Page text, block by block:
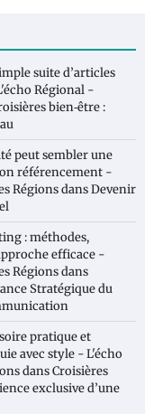
suite d’articles
Régional -
bien‑être :
peut sembler une
référencement -
RégionsdansDevenir
: méthodes,
efficace -
Régionsdans
Stratégique du
pratique et
avec style - L'écho
dansCroisières
exclusive d’une